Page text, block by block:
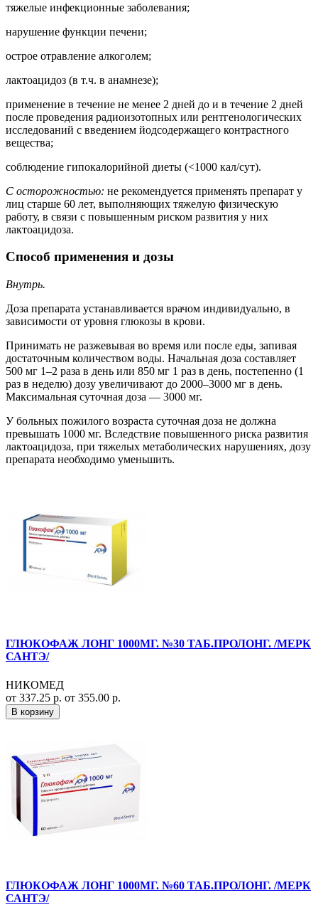
тяжелые инфекционные заболевания;
нарушение функции печени;
острое отравление алкоголем;
лактоацидоз (в т.ч. в анамнезе);
применение в течение не менее 2 дней до и в течение 2 дней
после проведения радиоизотопных или рентгенологических
исследований с введением йодсодержащего контрастного
вещества;
соблюдение гипокалорийной диеты (<1000 кал/сут).
С осторожностью: не рекомендуется применять препарат у
лиц старше 60 лет, выполняющих тяжелую физическую
работу, в связи с повышенным риском развития у них
лактоацидоза.
Способ применения и дозы
Внутрь.
Доза препарата устанавливается врачом индивидуально, в
зависимости от уровня глюкозы в крови.
Принимать не разжевывая во время или после еды, запивая
достаточным количеством воды. Начальная доза составляет
500 мг 1–2 раза в день или 850 мг 1 раз в день, постепенно (1
раз в неделю) дозу увеличивают до 2000–3000 мг в день.
Максимальная суточная доза — 3000 мг.
У больных пожилого возраста суточная доза не должна
превышать 1000 мг. Вследствие повышенного риска развития
лактоацидоза, при тяжелых метаболических нарушениях, дозу
препарата необходимо уменьшить.
ГЛЮКОФАЖ ЛОНГ 1000МГ. №30 ТАБ.ПРОЛОНГ. /МЕРК
САНТЭ/
НИКОМЕД
от 337.25 р. от 355.00 р.
В корзину
ГЛЮКОФАЖ ЛОНГ 1000МГ. №60 ТАБ.ПРОЛОНГ. /МЕРК
САНТЭ/